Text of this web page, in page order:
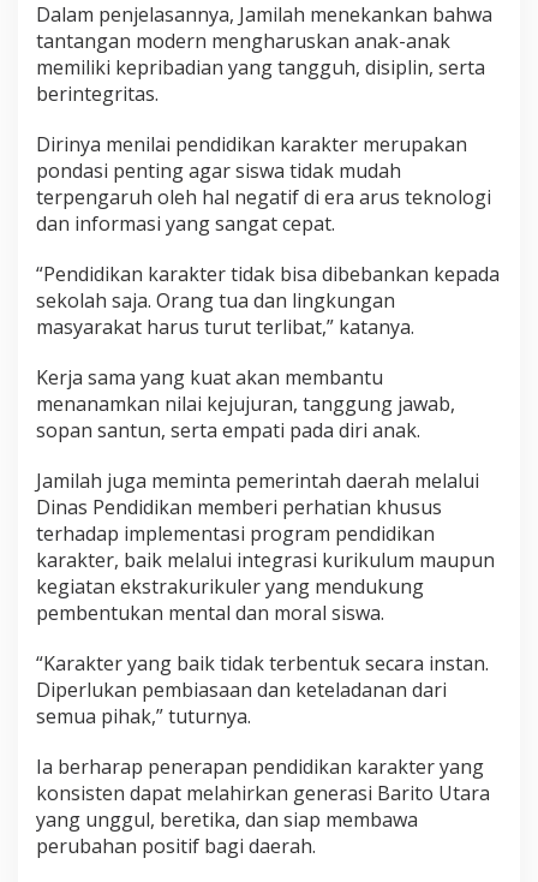
Dalam penjelasannya, Jamilah menekankan bahwa
tantangan modern mengharuskan anak-anak
memiliki kepribadian yang tangguh, disiplin, serta
berintegritas.
Dirinya menilai pendidikan karakter merupakan
pondasi penting agar siswa tidak mudah
terpengaruh oleh hal negatif di era arus teknologi
dan informasi yang sangat cepat.
“Pendidikan karakter tidak bisa dibebankan kepada
sekolah saja. Orang tua dan lingkungan
masyarakat harus turut terlibat,” katanya.
Kerja sama yang kuat akan membantu
menanamkan nilai kejujuran, tanggung jawab,
sopan santun, serta empati pada diri anak.
Jamilah juga meminta pemerintah daerah melalui
Dinas Pendidikan memberi perhatian khusus
terhadap implementasi program pendidikan
karakter, baik melalui integrasi kurikulum maupun
kegiatan ekstrakurikuler yang mendukung
pembentukan mental dan moral siswa.
“Karakter yang baik tidak terbentuk secara instan.
Diperlukan pembiasaan dan keteladanan dari
semua pihak,” tuturnya.
Ia berharap penerapan pendidikan karakter yang
konsisten dapat melahirkan generasi Barito Utara
yang unggul, beretika, dan siap membawa
perubahan positif bagi daerah.